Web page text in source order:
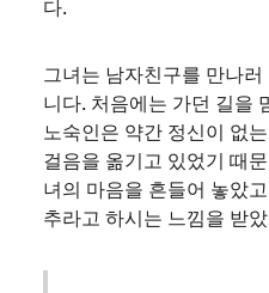
다.
그녀는 남자친구를 만나
니다. 처음에는 가던 길을
노숙인은 약간 정신이 없
걸음을 옮기고 있었기 때
녀의 마음을 흔들어 놓았
추라고 하시는 느낌을 받